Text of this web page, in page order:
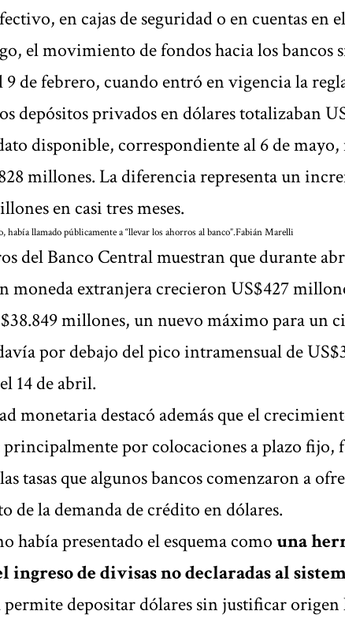
en cajas de seguridad o en cuentas en
el movimiento de fondos hacia los bancos
9 de febrero, cuando entró en vigencia la
depósitos privados en dólares totalizaban
disponible, correspondiente al 6 de mayo,
millones. La diferencia representa un
en casi tres meses.
había llamado públicamente a “llevar los ahorros al banco”.Fabián Marelli
del Banco Central muestran que durante
moneda extranjera crecieron US$427
millones, un nuevo máximo para un
por debajo del pico intramensual de
14 de abril.
monetaria destacó además que el
por colocaciones a plazo fijo,
tasas que algunos bancos comenzaron a
de la demanda de crédito en dólares.
había presentado el esquema comouna
de divisas no declaradas al
depositar dólares sin justificar origen